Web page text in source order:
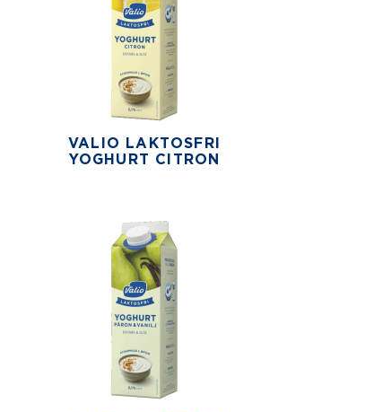
VALIO LAKTOSFRI
YOGHURT CITRON